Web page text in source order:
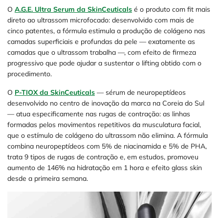
O A.G.E. Ultra Serum da SkinCeuticals é o produto com fit mais
direto ao ultrassom microfocado: desenvolvido com mais de
cinco patentes, a fórmula estimula a produção de colágeno nas
camadas superficiais e profundas da pele — exatamente as
camadas que o ultrassom trabalha —, com efeito de firmeza
progressivo que pode ajudar a sustentar o lifting obtido com o
procedimento.
O P-TIOX da SkinCeuticals — sérum de neuropeptídeos
desenvolvido no centro de inovação da marca na Coreia do Sul
— atua especificamente nas rugas de contração: as linhas
formadas pelos movimentos repetitivos da musculatura facial,
que o estímulo de colágeno do ultrassom não elimina. A fórmula
combina neuropeptídeos com 5% de niacinamida e 5% de PHA,
trata 9 tipos de rugas de contração e, em estudos, promoveu
aumento de 146% na hidratação em 1 hora e efeito glass skin
desde a primeira semana.